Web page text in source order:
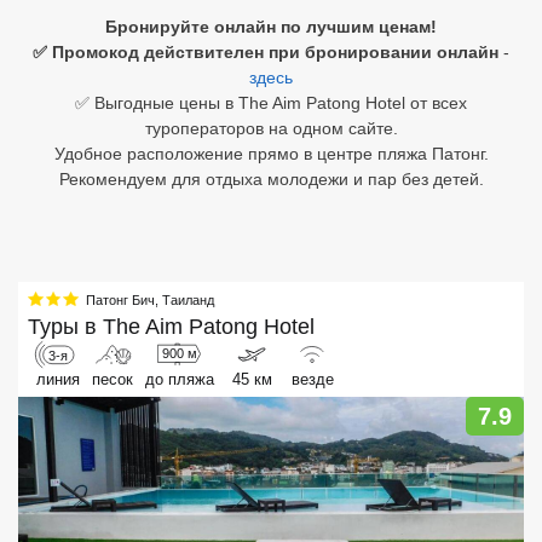
Бронируйте онлайн по лучшим ценам!
✅ Промокод действителен при бронировании онлайн -
здесь
✅ Выгодные цены в The Aim Patong Hotel от всех
туроператоров на одном сайте.
Удобное расположение прямо в центре пляжа Патонг.
Рекомендуем для отдыха молодежи и пар без детей.
Патонг Бич Таиланд
Туры в The Aim Patong Hotel
3-я
линия песок
900 м
до пляжа 45 км везде
7.9
Египет
Бали
Северный Гоа
Южный Гоа
Занзибар
Абхазия